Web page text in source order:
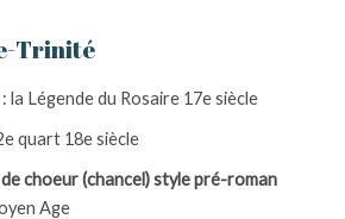
Trinité
: la Légende du Rosaire 17e siècle
quart 18e siècle
choeur (chancel) style pré-roman
Age